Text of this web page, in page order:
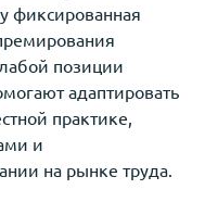
фиксированная
позиции
адаптировать
практике,
и
на рынке труда.